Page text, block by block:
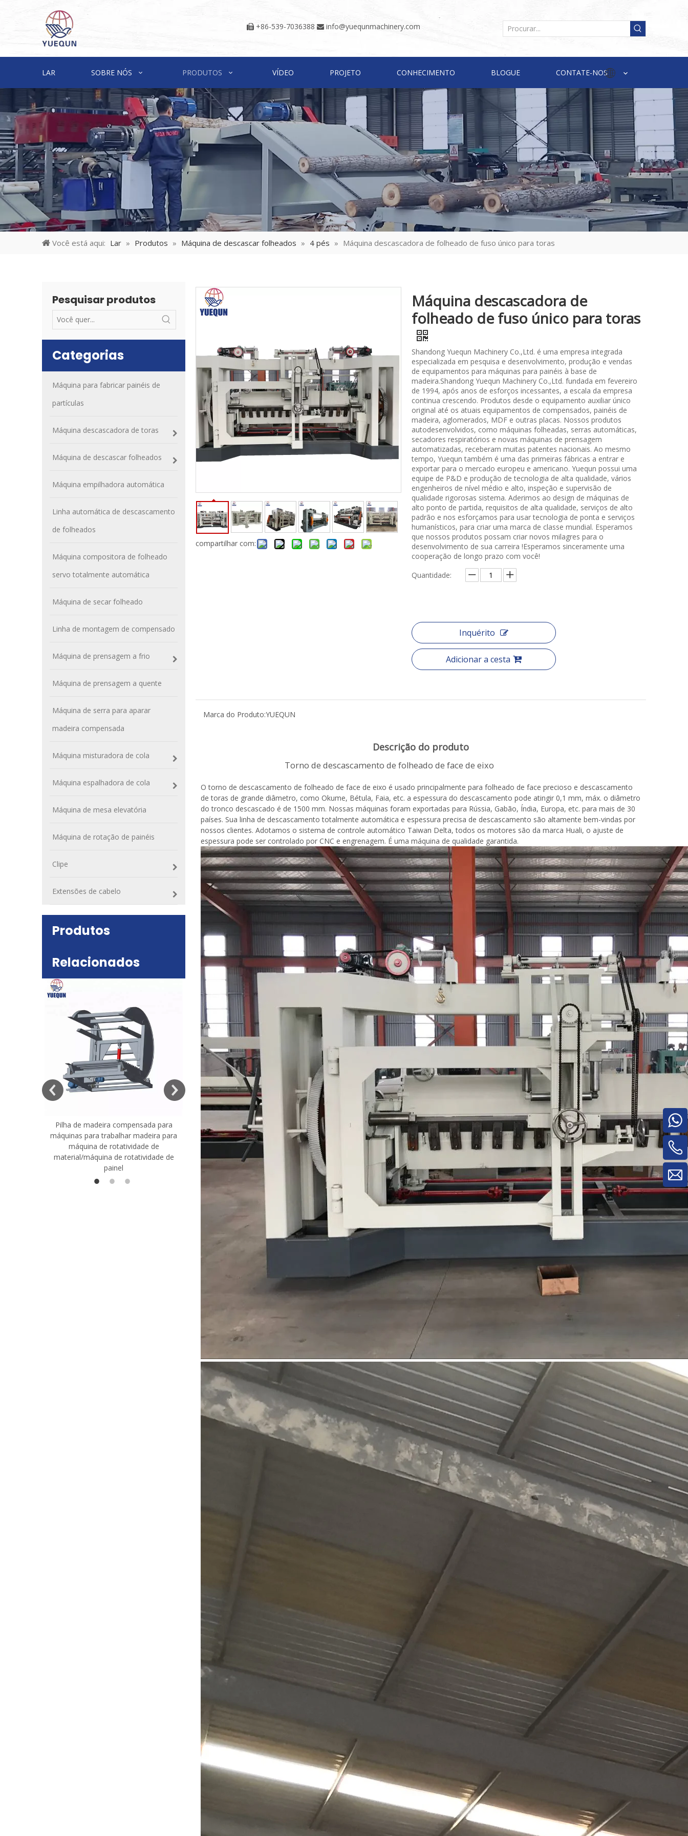
 +86-539-7036388  info@yuequnmachinery.com
LAR SOBRE NÓS PRODUTOS VÍDEO PROJETO CONHECIMENTO BLOGUE CONTATE-NOS
Você está aqui: Lar » Produtos » Máquina de descascar folheados » 4 pés » Máquina descascadora de folheado de fuso único para toras
Pesquisar produtos
Categorias
Máquina para fabricar painéis de
partículas
Máquina descascadora de toras
Máquina de descascar folheados
Máquina empilhadora automática
Linha automática de descascamento
de folheados
Máquina compositora de folheado
servo totalmente automática
Máquina de secar folheado
Linha de montagem de compensado
Máquina de prensagem a frio
Máquina de prensagem a quente
Máquina de serra para aparar
madeira compensada
Máquina misturadora de cola
Máquina espalhadora de cola
Máquina de mesa elevatória
Máquina de rotação de painéis
Clipe
Extensões de cabelo
Produtos
Relacionados
Pilha de madeira compensada para
máquinas para trabalhar madeira para
máquina de rotatividade de
material/máquina de rotatividade de
painel
Máquina espalhadora de cola para
madeira compensada, rolos de placa de
qualidade muito dura e inquebrável,
1400/2720mm, fornecida com 2000kg
compensada Máquina de mesa
elevatória
Pilha de madeira compensada para
máquinas para trabalhar madeira para
máquina de rotatividade de
material/máquina de rotatividade de
painel
compartilhar com:
Máquina descascadora de
folheado de fuso único para toras
Shandong Yuequn Machinery Co.,Ltd. é uma empresa integrada
especializada em pesquisa e desenvolvimento, produção e vendas
de equipamentos para máquinas para painéis à base de
madeira.Shandong Yuequn Machinery Co.,Ltd. fundada em fevereiro
de 1994, após anos de esforços incessantes, a escala da empresa
continua crescendo. Produtos desde o equipamento auxiliar único
original até os atuais equipamentos de compensados, painéis de
madeira, aglomerados, MDF e outras placas. Nossos produtos
autodesenvolvidos, como máquinas folheadas, serras automáticas,
secadores respiratórios e novas máquinas de prensagem
automatizadas, receberam muitas patentes nacionais. Ao mesmo
tempo, Yuequn também é uma das primeiras fábricas a entrar e
exportar para o mercado europeu e americano. Yuequn possui uma
equipe de P&D e produção de tecnologia de alta qualidade, vários
engenheiros de nível médio e alto, inspeção e supervisão de
qualidade rigorosas sistema. Aderimos ao design de máquinas de
alto ponto de partida, requisitos de alta qualidade, serviços de alto
padrão e nos esforçamos para usar tecnologia de ponta e serviços
humanísticos, para criar uma marca de classe mundial. Esperamos
que nossos produtos possam criar novos milagres para o
desenvolvimento de sua carreira !Esperamos sinceramente uma
cooperação de longo prazo com você!
Quantidade:
Inquérito
Adicionar a cesta
Marca do Produto:YUEQUN
Descrição do produto
Torno de descascamento de folheado de face de eixo
O torno de descascamento de folheado de face de eixo é usado principalmente para folheado de face precioso e descascamento
de toras de grande diâmetro, como Okume, Bétula, Faia, etc. a espessura do descascamento pode atingir 0,1 mm, máx. o diâmetro
do tronco descascado é de 1500 mm. Nossas máquinas foram exportadas para Rússia, Gabão, Índia, Europa, etc. para mais de 30
países. Sua linha de descascamento totalmente automática e espessura precisa de descascamento são altamente bem-vindas por
nossos clientes. Adotamos o sistema de controle automático Taiwan Delta, todos os motores são da marca Huali, o ajuste de
espessura pode ser controlado por CNC e engrenagem. É uma máquina de qualidade garantida.